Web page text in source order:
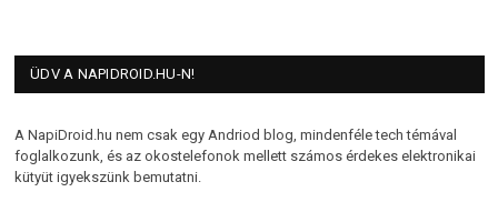
ÜDV A NAPIDROID.HU-N!
A NapiDroid.hu nem csak egy Andriod blog, mindenféle tech témával
foglalkozunk, és az okostelefonok mellett számos érdekes elektronikai
kütyüt igyekszünk bemutatni.